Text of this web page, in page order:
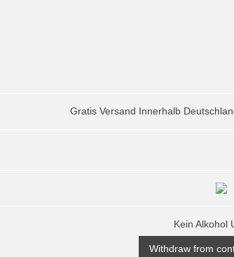
Gratis Versand Innerhalb
Kein Alkohol
Withdraw from